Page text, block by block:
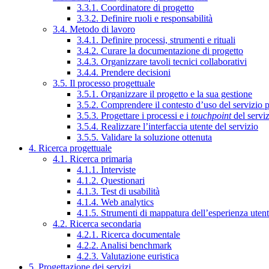
3.3.1. Coordinatore di progetto
3.3.2. Definire ruoli e responsabilità
3.4. Metodo di lavoro
3.4.1. Definire processi, strumenti e rituali
3.4.2. Curare la documentazione di progetto
3.4.3. Organizzare tavoli tecnici collaborativi
3.4.4. Prendere decisioni
3.5. Il processo progettuale
3.5.1. Organizzare il progetto e la sua gestione
3.5.2. Comprendere il contesto d’uso del servizio
3.5.3. Progettare i processi e i touchpointdel
3.5.4. Realizzare l’interfaccia utente del servizio
3.5.5. Validare la soluzione ottenuta
4. Ricerca progettuale
4.1. Ricerca primaria
4.1.1. Interviste
4.1.2. Questionari
4.1.3. Test di usabilità
4.1.4. Web analytics
4.1.5. Strumenti di mappatura dell’esperienza
4.2. Ricerca secondaria
4.2.1. Ricerca documentale
4.2.2. Analisi benchmark
4.2.3. Valutazione euristica
5. Progettazione dei servizi